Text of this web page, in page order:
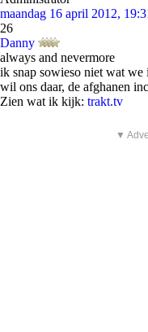
maandag 16 april 2012,
26
Danny
always and nevermore
ik snap sowieso niet wat we
wil ons daar, de afghanen
Zien wat ik kijk: trakt.tv
▼